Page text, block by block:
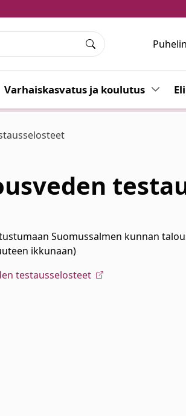
Haku
alasvetovalikkoa
Varhaiskasvatus ja koulutus Vaihda
Suomussalmen kunnan
ikkunaan)
testausselosteet